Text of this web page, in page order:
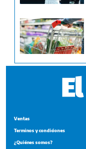
Ventas
Terminos y condiciones
¿Quiénes somos?